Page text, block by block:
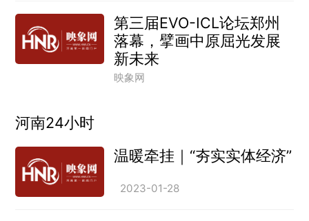
第三届EVO-ICL论坛郑州
落幕，擘画中原屈光发展
新未来
映象网
河南24小时
温暖牵挂｜“夯实实体经济”
2023-01-28